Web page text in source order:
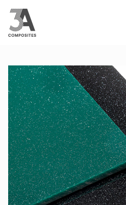
wyszukiwane
hasło